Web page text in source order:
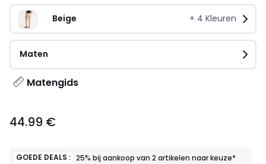
Beige + 4 Kleuren
Maten
Matengids
€.
44.99 €
GOEDE DEALS : 25% bij aankoop van 2 artikelen naar keuze*